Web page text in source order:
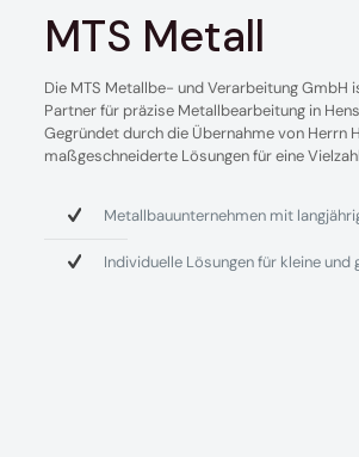
MTS Metall
Die MTS Metallbe- und Verarbeitung GmbH
Partner für präzise Metallbearbeitung in
Gegründet durch die Übernahme von Herrn
maßgeschneiderte Lösungen für eine
Metallbauunternehmen mit
Individuelle Lösungen für kleine